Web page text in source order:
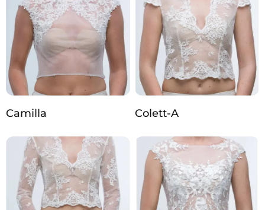
Camilla Colett-A